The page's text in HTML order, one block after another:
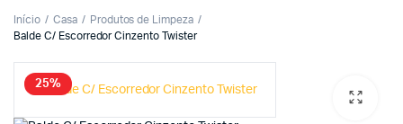
Início Casa
Produtos de Limpeza
Balde C/ Escorredor Cinzento Twister
25%